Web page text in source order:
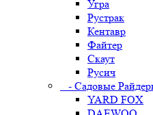
Угра
Рустрак
Кентавр
Файтер
Скаут
Русич
- Садовые
YARD FOX